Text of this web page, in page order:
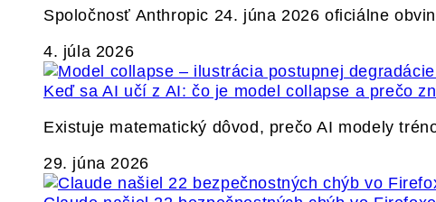
Spoločnosť Anthropic 24. júna 2026 oficiálne
4. júla 2026
Keď sa AI učí z AI: čo je model collapse a prečo
Existuje matematický dôvod, prečo AI modely
29. júna 2026